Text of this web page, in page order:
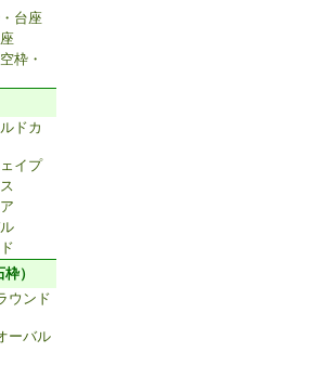
台座
枠・
ドカ
イプ
）
ウンド
ーバル